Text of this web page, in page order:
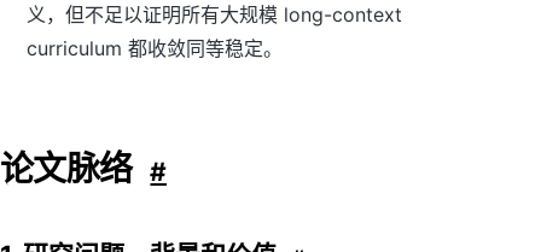
义，但不足以证明所有大规模 long-context
curriculum 都收敛同等稳定。
论文脉络 #